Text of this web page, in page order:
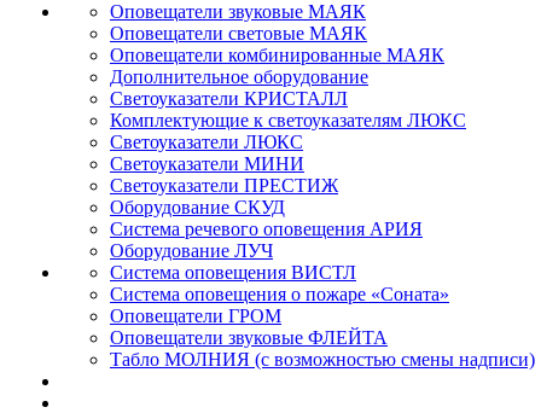
Оповещатели звуковые МАЯК
Оповещатели световые МАЯК
Оповещатели комбинированные МАЯК
Дополнительное оборудование
Светоуказатели КРИСТАЛЛ
Комплектующие к светоуказателям ЛЮКС
Светоуказатели ЛЮКС
Светоуказатели МИНИ
Светоуказатели ПРЕСТИЖ
Оборудование СКУД
Система речевого оповещения АРИЯ
Оборудование ЛУЧ
Система оповещения ВИСТЛ
Система оповещения о пожаре «Соната»
Оповещатели ГРОМ
Оповещатели звуковые ФЛЕЙТА
Табло МОЛНИЯ (с возможностью смены надписи)